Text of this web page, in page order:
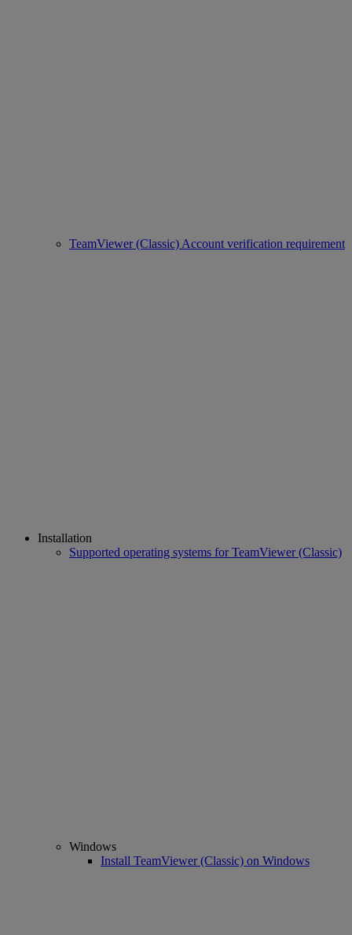
TeamViewer (Classic) Account verification requirement
Installation
Supported operating systems for TeamViewer (Classic)
Windows
Install TeamViewer (Classic) on Windows